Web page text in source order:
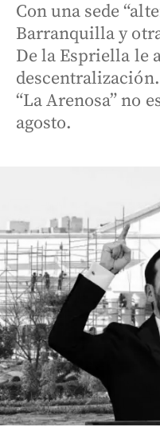
Con una sede
Barranquilla y
De la Espriella le
“La Arenosa” no
agosto.